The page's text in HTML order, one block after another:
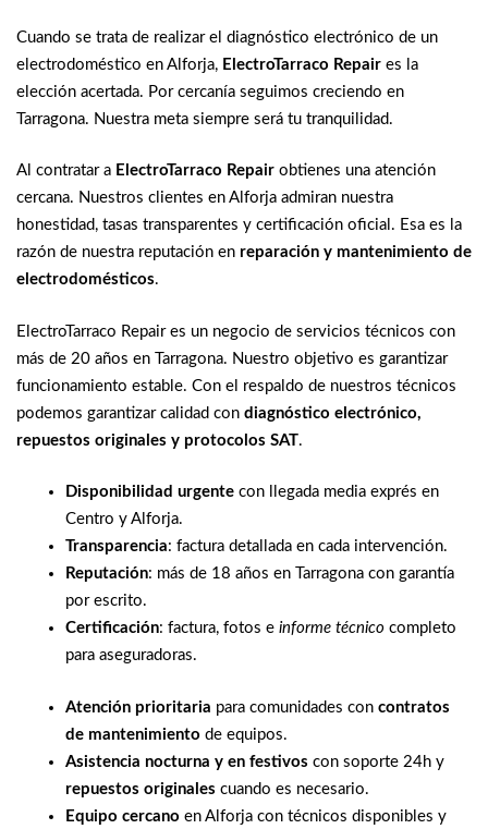
Cuando se trata de realizar el diagnóstico electrónico de un
electrodoméstico en Alforja, ElectroTarraco Repair es la
elección acertada. Por cercanía seguimos creciendo en
Tarragona. Nuestra meta siempre será tu tranquilidad.
Al contratar a ElectroTarraco Repair obtienes una atención
cercana. Nuestros clientes en Alforja admiran nuestra
honestidad, tasas transparentes y certificación oficial. Esa es la
razón de nuestra reputación en reparación y mantenimiento de
electrodomésticos.
ElectroTarraco Repair es un negocio de servicios técnicos con
más de 20 años en Tarragona. Nuestro objetivo es garantizar
funcionamiento estable. Con el respaldo de nuestros técnicos
podemos garantizar calidad con diagnóstico electrónico,
repuestos originales y protocolos SAT.
Disponibilidad urgente con llegada media exprés en
Centro y Alforja.
Transparencia: factura detallada en cada intervención.
Reputación: más de 18 años en Tarragona con garantía
por escrito.
Certificación: factura, fotos e informe técnico completo
para aseguradoras.
Atención prioritaria para comunidades con contratos
de mantenimiento de equipos.
Asistencia nocturna y en festivos con soporte 24h y
repuestos originales cuando es necesario.
Equipo cercano en Alforja con técnicos disponibles y